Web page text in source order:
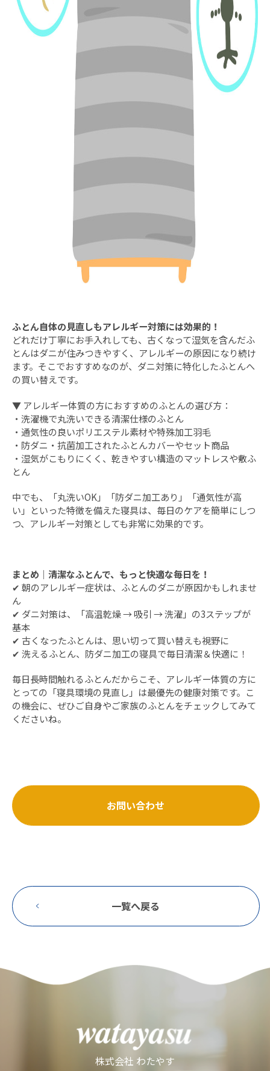
ふとん自体の見直しもアレルギー対策には効果的！
どれだけ丁寧にお手入れしても、古くなって湿気を含んだふ
とんはダニが住みつきやすく、アレルギーの原因になり続け
ます。そこでおすすめなのが、ダニ対策に特化したふとんへ
の買い替えです。
▼ アレルギー体質の方におすすめのふとんの選び方：
・洗濯機で丸洗いできる清潔仕様のふとん
・通気性の良いポリエステル素材や特殊加工羽毛
・防ダニ・抗菌加工されたふとんカバーやセット商品
・湿気がこもりにくく、乾きやすい構造のマットレスや敷ふ
とん
中でも、「丸洗いOK」「防ダニ加工あり」「通気性が高
い」といった特徴を備えた寝具は、毎日のケアを簡単にしつ
つ、アレルギー対策としても非常に効果的です。
まとめ｜清潔なふとんで、もっと快適な毎日を！
✔ 朝のアレルギー症状は、ふとんのダニが原因かもしれませ
ん
✔ ダニ対策は、「高温乾燥 → 吸引 → 洗濯」の3ステップが
基本
✔ 古くなったふとんは、思い切って買い替えも視野に
✔ 洗えるふとん、防ダニ加工の寝具で毎日清潔＆快適に！
毎日長時間触れるふとんだからこそ、アレルギー体質の方に
とっての「寝具環境の見直し」は最優先の健康対策です。こ
の機会に、ぜひご自身やご家族のふとんをチェックしてみて
くださいね。
お問い合わせ
一覧へ戻る
株式会社 わたやす